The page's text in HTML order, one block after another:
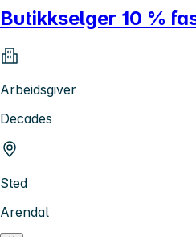
Butikkselger 10 %
Arbeidsgiver
Decades
Sted
Arendal